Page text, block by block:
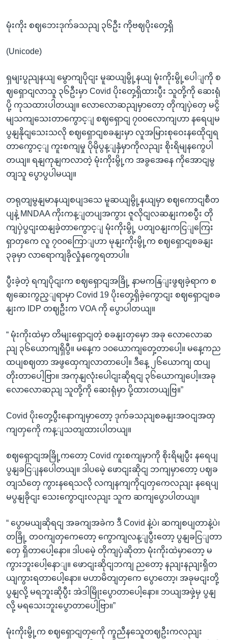
မုံးကိုး စဈဘေးဒုက်ခသညျ ၃၆ဦး ကိုဗဈပိုးတှေ့ရှိ
(Unicode)
ရှမျးပွညျနယျ မွောကျပိုငျး မူဆယျမွို့နယျ မုံးကိုးမွို့ပေါျကို စ
ဈရှောငျလာသူ ၃၆ဦးမှာ Covid ပိုးတှေ့ရှိထားပွီး သူတို့ကို ဆေးရုံ
ပို့ ကုသထားပါတယျ။ လောလောဆညျမှာတော့ တိုကျပှဲတှေ မငွိ
မျသကျသေးတာကွောင့ျ စဈရှောငျ ၇၀၀လောကျဟာ နရေပျမ
ပွနျနိုငျသေးသလို စဈရှောငျစခနျးမှာ လူအမြားစုဝေးနထေိုငျရ
တာကွောင့ျ ကူးစကျမှု ပိုမိုပွန့ျနှံမှာကိုလညျး စိုးရိမျနကွေပါ
တယျ။ ရနျကုနျကလာတဲ့ မုံးကိုးမွို့က အခွအေနေ ကိုအောငျမွ
တျသူ ပွောပွပါမယျ။
တရုတျမွနျမာနယျစပျဒသေ မူဆယျမွို့နယျမှာ စဈကောငျစီတ
ပျနဲ့ MNDAA ကိုးကန့ျတပျအကွား ဇူလိုငျလဆနျးကစပွီး တို
ကျပှဲပွငျးထနျခဲ့တာကွောင့ျ မုံးကိုးမွို့ ပတျဝနျးကငြျကြေး
ရှာတှကေ လူ ၇၀၀ကြောျဟာ မုနျးကိုးမွို့က စဈရှောငျစခနျး
၃ခုမှာ လာရောကျခိုလှုံနကွေရတာပါ။
ပွီးခဲ့တဲ့ ရကျပိုငျးက စဈရှောငျအခြို့ နာမကနြျးဖွဈခဲ့ရာက စ
ဈဆေးကွည့ျရာမှာ Covid 19 ပိုးတှေ့ရှိခဲ့ကွောငျး စဈရှောငျစခ
နျးက IDP တဈဦးက VOA ကို ပွောပါတယျ။
“ မုံးကိုးထဲမှာ တိမျးရှောငျတဲ့ စခနျးတှမှော အခု လောလောဆ
ညျ ၃၆ယောကျရှိပွီ။ မနေ့က ၁၀ယောကျတှေ့တာပေါ့။ မနေ့ကည
ထပျစဈတာ အဖွထှေကျလာတာပေါ့။ ဒီနေ့ ၂၆ယောကျ ထပျ
တိုးတာပေါ့ဗြာ။ အကုနျလုံးပေါငျးဆိုရငျ ၃၆ယောကျပေါ့။အခု
လောလောဆညျ သူတို့ကို ဆေးရုံမှာ ပို့ထားတယျဗြ။”
Covid ပိုးတှေ့ပွီးနောကျမှာတော့ ဒုက်ခသညျစခနျးအဝငျအထှ
ကျတှကေို ကန့ျသတျထားပါတယျ။
စဈရှောငျအခြို့ကတော့ Covid ကူးစကျမှာကို စိုးရိမျပွီး နရေပျ
ပွနျခငြျနပေါတယျ။ ဒါပမေဲ့ ဖောငျးဆိုငျ ဘကျမှာတော့ ပဈခ
တျသံတှေ ကွားနရေသလို လကျနကျကိုငျတှကေလညျး နရေပျ
မပွနျခိုငျး သေးကွောငျးလညျး သူက ဆကျပွောပါတယျ။
“ ပွောမယျဆိုရငျ အခကျအခဲက ဒီ Covid နဲ့ပဲ၊ ဆကျစပျတာနဲ့ပဲ၊
တခြို့ တဝကျတှကေတော့ ကွောကျလန့ျပွီးတော့ ပွနျခငြျတာ
တှေ ရှိတာပေါ့နော။ ဒါပမေဲ့ တိုကျပှဲဆိုတာ မုံးကိုးထဲမှာတော့ မ
ကွားဘူးပေါ့နောျ။ ဖောငျးဆိုငျဘကျ ညတော့ နညျးနညျးရှိတ
ယျကွားရတာပေါ့နော။ မဟာမိတျတှကေ ပွောတော့၊ အခုမငျးတို့
ပွနျလို့ မရဘူးဆိုပွီး အဲဒါမြိုးပွောတာပေါ့နော။ ဘယျအဖှဲ့မှ ပွနျ
လို့ မရသေးဘူးပွောတာပေါ့ဗြာ။”
မုံးကိုးမွို့က စဈရှောငျတှကေို ကူညီနသေူတဈဦးကလညျး